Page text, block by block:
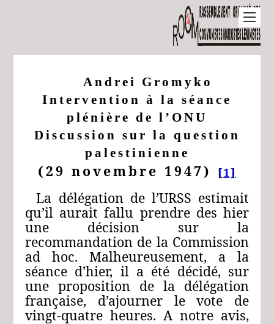
Andrei Gromyko
Intervention à la séance
plénière de l’ONU
Discussion sur la question
palestinienne
(29 novembre 1947) [1]
La délégation de l’URSS estimait
qu’il aurait fallu prendre des hier
une décision sur la
recommandation de la Commission
ad hoc. Malheureusement, a la
séance d’hier, il a été décidé, sur
une proposition de la délégation
française, d’ajourner le vote de
vingt-quatre heures. A notre avis,